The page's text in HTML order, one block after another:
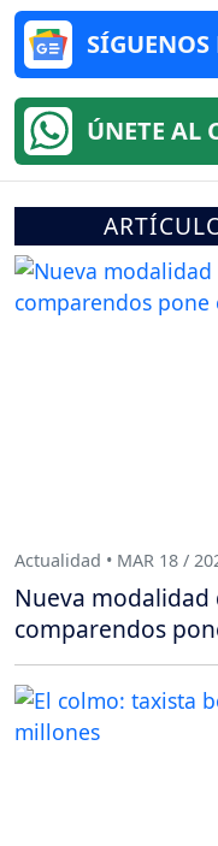
SÍGUENOS
ÚNETE AL
Actualidad • MAR 18 /
Nueva
comparendos